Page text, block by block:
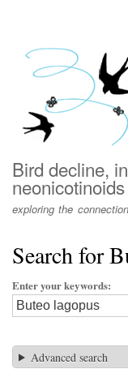
menu
Bird decline,
neonicotinoids
exploring the
Search for
Enter your keywords
Advanced search